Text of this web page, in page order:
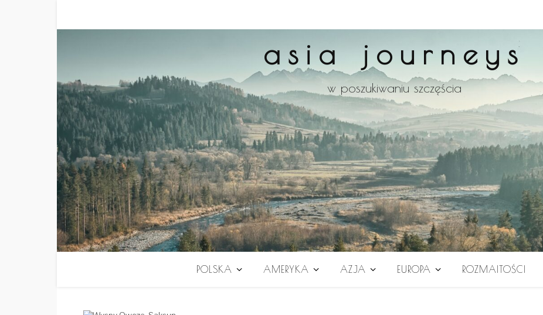
asia journeys
w poszukiwaniu szczęścia
POLSKA AMERYKA AZJA EUROPA ROZMAITOŚCI